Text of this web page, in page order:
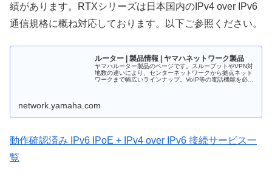
績があります。RTXシリーズは日本国内のIPv4 over IPv6
通信規格に概ね対応しております。以下ご参照ください。
ルーター | 製品情報 | ヤマハネットワーク製品
ヤマハルーター製品のページです。スループットやVPN対
地数の違いにより、センターネットワークから拠点ネット
ワークまで幅広いラインナップ。VoIP等の電話機能を必要
network.yamaha.com
動作確認済み IPv6 IPoE + IPv4 over IPv6 接続サービス一
覧